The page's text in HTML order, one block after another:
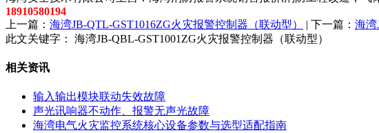
18910580194
上一篇： 海湾JB-QTL-GST1016ZG火灾报警控制器（联动型） | 下一篇： 海湾
此文关键字：
海湾JB-QBL-GST1001ZG火灾报警控制器（联动型）
相关资讯
输入输出模块联动失效故障
声光讯响器不动作、报警无声光故障
海湾电气火灾监控系统核心设备参数与选型适配指南